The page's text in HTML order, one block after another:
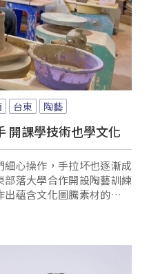
台東 陶藝
開課學技術也學文化
心操作，手拉坏也逐漸成
落大學合作開設陶藝訓練
蘊含文化圖騰素材的陶製